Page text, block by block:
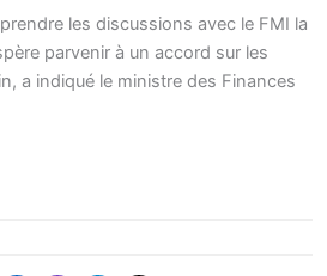
les discussions avec le FMI la
parvenir à un accord sur les
a indiqué le ministre des Finances